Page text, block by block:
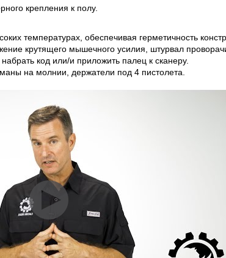
крепления к полу.
температурах, обеспечивая герметичность
крутящего мышечного усилия, штурвал
код или/и приложить палец к сканеру.
на молнии, держатели под 4 пистолета.